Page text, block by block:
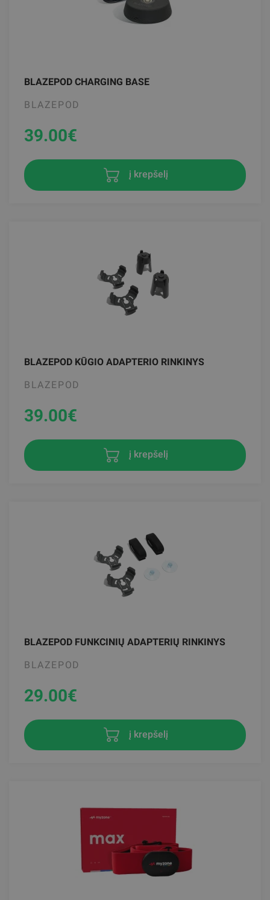
BLAZEPOD CHARGING BASE
BLAZEPOD
39.00€
į krepšelį
BLAZEPOD KŪGIO ADAPTERIO RINKINYS
BLAZEPOD
39.00€
į krepšelį
BLAZEPOD FUNKCINIŲ ADAPTERIŲ RINKINYS
BLAZEPOD
29.00€
į krepšelį